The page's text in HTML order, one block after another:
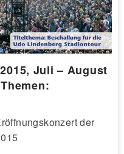
Juli – August
der